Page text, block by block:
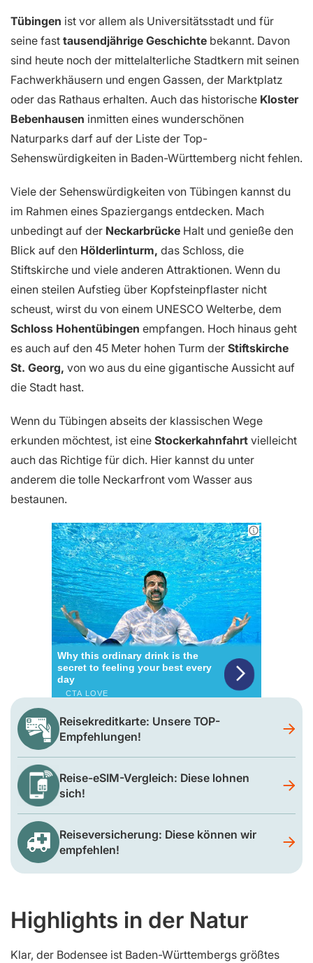
Tübingen ist vor allem als Universitätsstadt und für
seine fast tausendjährige Geschichte bekannt. Davon
sind heute noch der mittelalterliche Stadtkern mit seinen
Fachwerkhäusern und engen Gassen, der Marktplatz
oder das Rathaus erhalten. Auch das historische Kloster
Bebenhausen inmitten eines wunderschönen
Naturparks darf auf der Liste der Top-
Sehenswürdigkeiten in Baden-Württemberg nicht fehlen.
Viele der Sehenswürdigkeiten von Tübingen kannst du
im Rahmen eines Spaziergangs entdecken. Mach
unbedingt auf der Neckarbrücke Halt und genieße den
Blick auf den Hölderlinturm, das Schloss, die
Stiftskirche und viele anderen Attraktionen. Wenn du
einen steilen Aufstieg über Kopfsteinpflaster nicht
scheust, wirst du von einem UNESCO Welterbe, dem
Schloss Hohentübingen empfangen. Hoch hinaus geht
es auch auf den 45 Meter hohen Turm der Stiftskirche
St. Georg, von wo aus du eine gigantische Aussicht auf
die Stadt hast.
Wenn du Tübingen abseits der klassischen Wege
erkunden möchtest, ist eine Stockerkahnfahrt vielleicht
auch das Richtige für dich. Hier kannst du unter
anderem die tolle Neckarfront vom Wasser aus
bestaunen.
Reisekreditkarte: Unsere TOP-
Empfehlungen!
Reise-eSIM-Vergleich: Diese lohnen
sich!
Reiseversicherung: Diese können wir
empfehlen!
Highlights in der Natur
Klar, der Bodensee ist Baden-Württembergs größtes